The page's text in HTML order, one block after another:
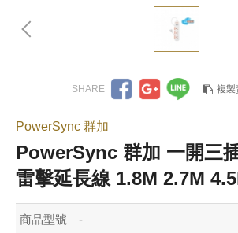
複製
PowerSync 群加
PowerSync 群加 一開三
雷擊延長線 1.8M 2.7M
商品型號 -